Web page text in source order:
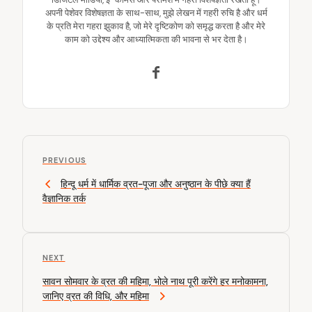
अपनी पेशेवर विशेषज्ञता के साथ-साथ, मुझे लेखन में गहरी रुचि है और धर्म
के प्रति मेरा गहरा झुकाव है, जो मेरे दृष्टिकोण को समृद्ध करता है और मेरे
काम को उद्देश्य और आध्यात्मिकता की भावना से भर देता है।
P
n
P
e
v
o
s
P
o
PREVIOUS
हिन्दू धर्म में धार्मिक व्रत-पूजा और अनुष्ठान के पीछे क्या हैं
वैज्ञानिक तर्क
N
x
t
NEXT
सावन सोमवार के व्रत की महिमा, भोले नाथ पूरी करेंगे हर मनोकामना,
जानिए व्रत की विधि, और महिमा